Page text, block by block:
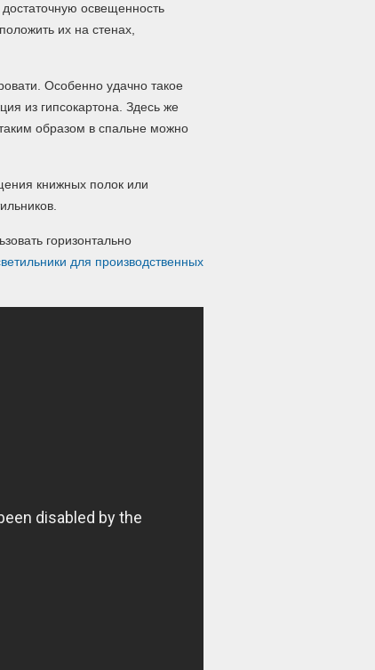
освещенность
их на стенах,
Особенно удачно такое
из гипсокартона. Здесь же
образом в спальне можно
книжных полок или
горизонтально
для производственных